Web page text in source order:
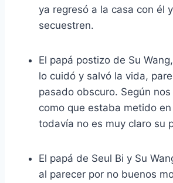
ya regresó a la casa con él
secuestren.
El papá postizo de Su
lo cuidó y salvó la vida,
pasado obscuro. Según
como que estaba metido
todavía no es muy claro su
El papá de Seul Bi y Su
al parecer por no buenos